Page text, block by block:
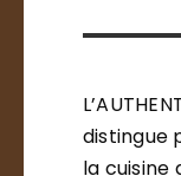
distingue
la cuisine